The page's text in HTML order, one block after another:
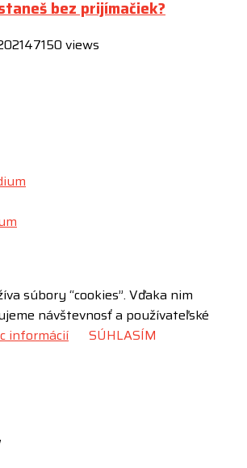
bez prijímačiek?
47150 views
súbory “cookies”. Vďaka nim
návštevnosť a používateľské
informácií
SÚHLASÍM